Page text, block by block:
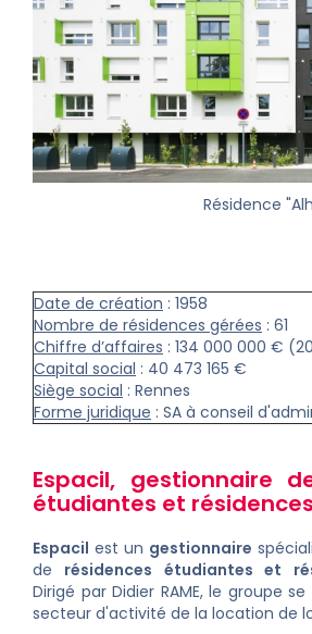
Résidence
Date de création : 1958
Nombre de résidences gérées : 61
Chiffre d’affaires : 134 000 000 €
Capital social : 40 473 165 €
Siège social : Rennes
Forme juridique : SA à conseil
Espacil, gestionnaire
étudiantes et
Espacil est un gestionnaire
de résidences étudiantes et
Dirigé par Didier RAME, le groupe
secteur d'activité de la location de